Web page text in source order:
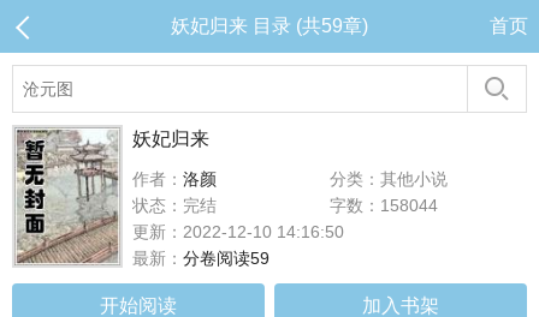
妖妃归来 目录 (共59章) 首页
妖妃归来
作者： 洛颜
分类：其他小说
状态：完结
字数：158044
更新：2022-12-10 14:16:50
最新： 分卷阅读59
开始阅读 加入书架